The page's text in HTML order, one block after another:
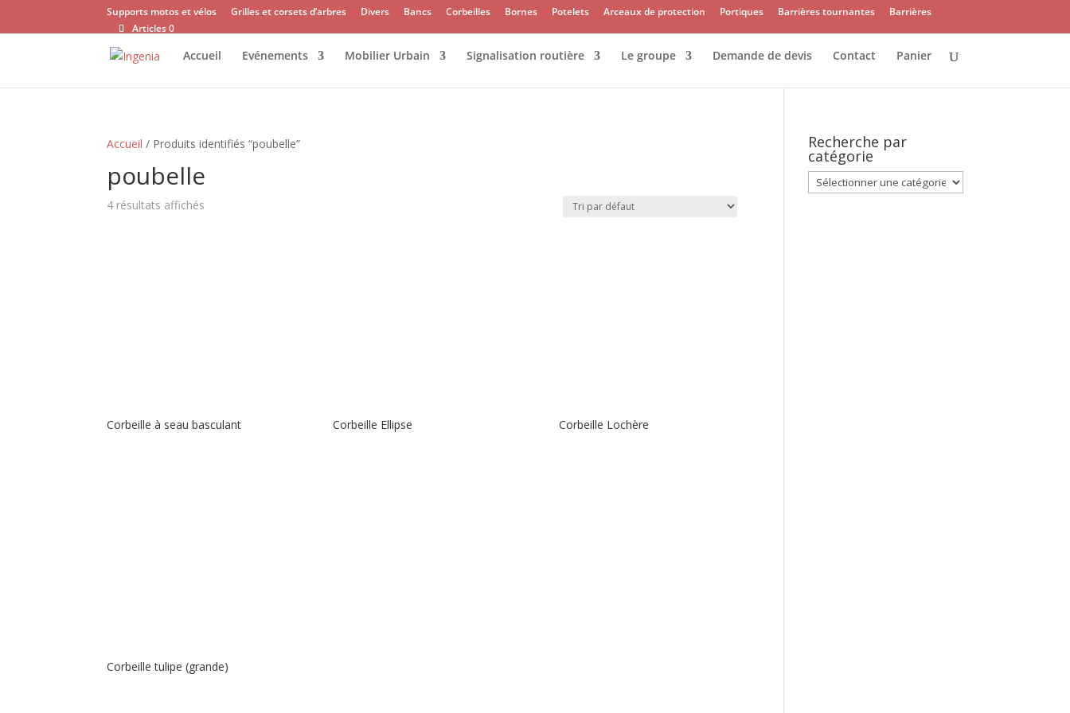
Supports motos et vélos Grilles et corsets d’arbres Divers Bancs Corbeilles Bornes Potelets Arceaux de protection Portiques Barrières tournantes
Barrières
Articles 0
Accueil Evénements Mobilier Urbain Signalisation routière Le groupe Demande de devis Contact Panier
Accueil / Produits identifiés “poubelle”
poubelle
4 résultats affichés
Corbeille à seau basculant Corbeille Ellipse Corbeille Lochère
Corbeille tulipe (grande)
Recherche par
catégorie
Recherche
par